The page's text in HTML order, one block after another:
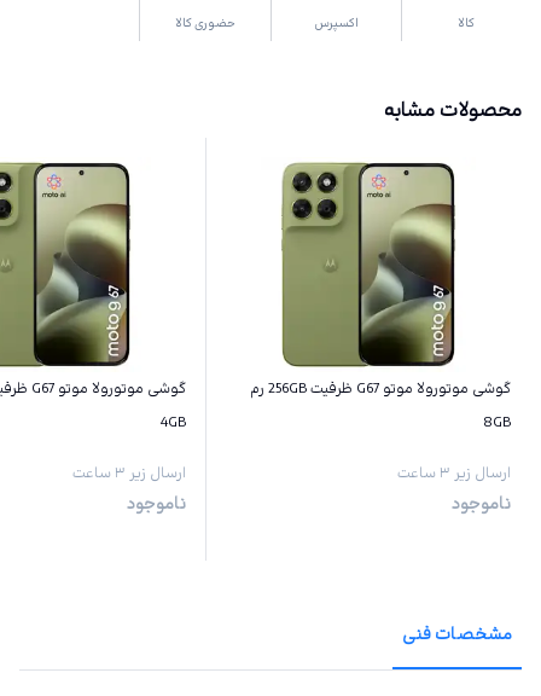
کالا
اکسپرس
حضوری کالا
محصولات مشابه
گوشی موتورولا موتو G67 ظرفیت 256GB رم
8GB
ارسال زیر ۳ ساعت
ناموجود
4GB
ارسال زیر ۳ ساعت
ناموجود
مشخصات فنی